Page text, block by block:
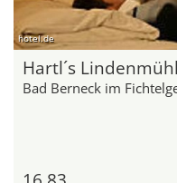
hotel.de
Hartl´s
Bad Berneck im